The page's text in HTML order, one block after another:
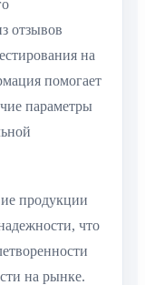
отзывов
на
помогает
параметры
продукции
что
на рынке.